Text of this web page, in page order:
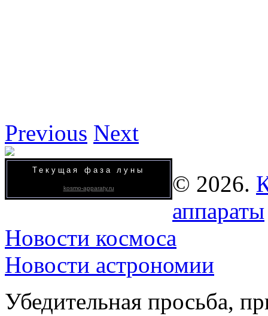
Previous Next
Текущая фаза луны
kosmo-apparaty.ru © 2026.
аппараты
Новости космоса
Новости астрономии
Убедительная просьба,